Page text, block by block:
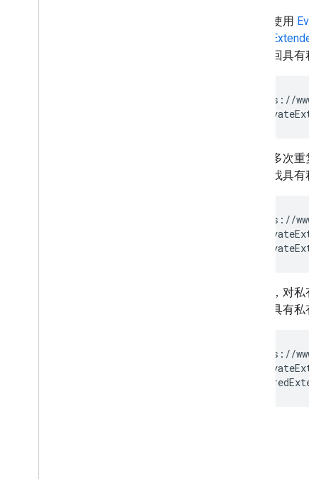
您可以使用
示例返回具
GET https://
您可以多次
示例查找具
GET https://
请注意，对
例查找具有
GET https://